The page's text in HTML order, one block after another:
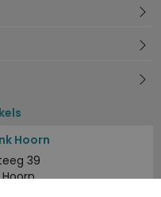
Hoorn
39
Hoorn